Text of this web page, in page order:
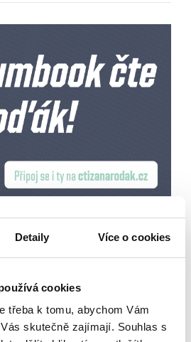
Detaily Více o cookies
cookies
třeba k tomu, abychom Vám
skutečně zajímají. Souhlas s